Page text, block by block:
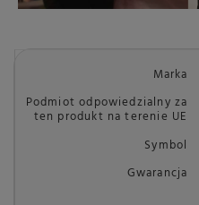
Marka
Podmiot odpowiedzialny za
ten produkt na terenie UE
Symbol
Gwarancja